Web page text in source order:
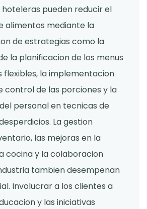
hoteleras pueden reducir el
alimentos mediante la
de estrategias como la
la planificacion de los menus
flexibles, la implementacion
control de las porciones y la
personal en tecnicas de
La gestion
las mejoras en la
cocina y la colaboracion
tambien desempenan
Involucrar a los clientes a
y las iniciativas